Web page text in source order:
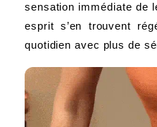
sensation immédiate de
esprit s’en trouvent
quotidien avec plus de